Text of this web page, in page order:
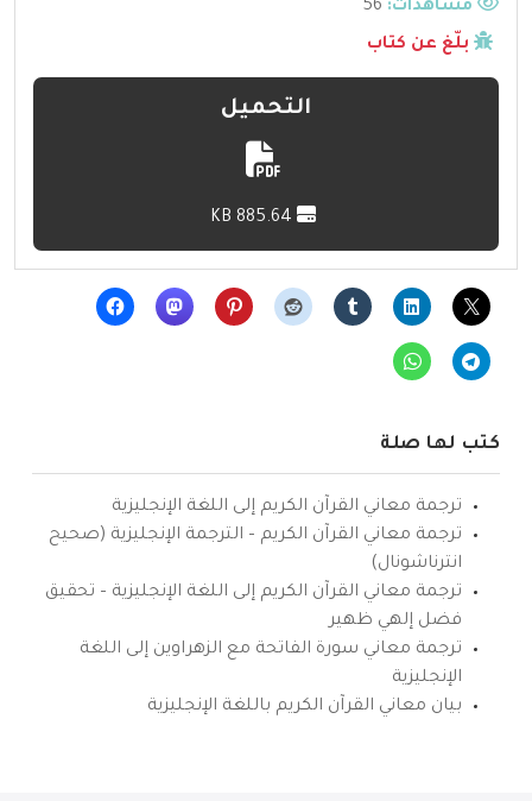
مشاهدات:
بلّغ عن كتاب
التحميل
كتب لها صلة
ترجمة معاني القرآن الكريم إلى اللغة الإنجليزية
ترجمة معاني القرآن الكريم – الترجمة الإنجليزية (صحيح
انترناشونال)
ترجمة معاني القرآن الكريم إلى اللغة الإنجليزية – تحقيق
فضل إلهي ظهير
ترجمة معاني سورة الفاتحة مع الزهراوين إلى اللغة
الإنجليزية
بيان معاني القرآن الكريم باللغة الإنجليزية